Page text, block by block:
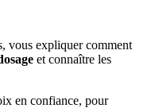
vous expliquer comment
et connaître les
en confiance, pour